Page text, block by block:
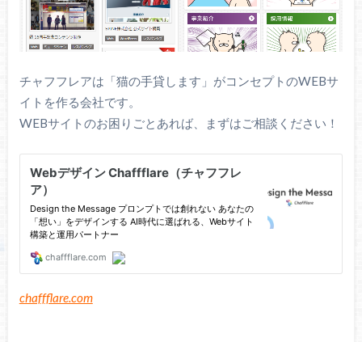
チャフフレアは「猫の手貸します」がコンセプトのWEBサ
イトを作る会社です。
WEBサイトのお困りごとあれば、まずはご相談ください！
chaffflare.com